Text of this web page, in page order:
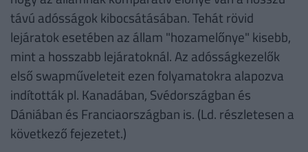
távú adósságok kibocsátásában. Tehát rövid
lejáratok esetében az állam "hozamelőnye" kisebb,
mint a hosszabb lejáratoknál. Az adósságkezelők
első swapműveleteit ezen folyamatokra alapozva
indították pl. Kanadában, Svédországban és
Dániában és Franciaországban is. (Ld. részletesen a
következő fejezetet.)